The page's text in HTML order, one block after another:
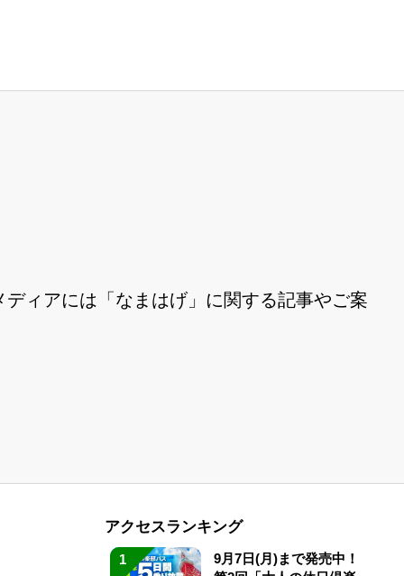
ィアには「なまはげ」に関する記事やご案
アクセスランキング
1
9月7日(月)まで発売中！